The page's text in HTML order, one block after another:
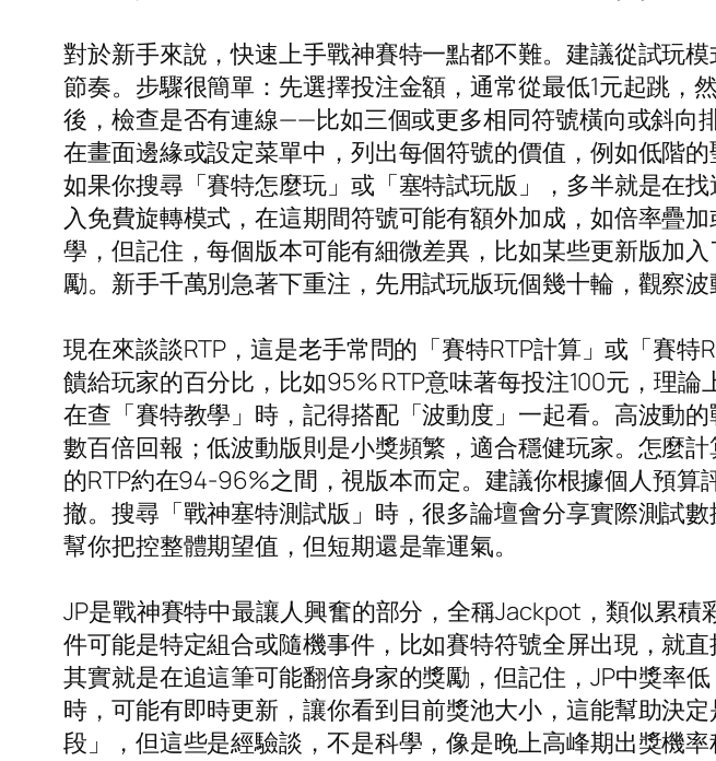
對於新手來說，快速上手戰神賽特一點都不難。建議從試玩
節奏。步驟很簡單：先選擇投注金額，通常從最低1元起跳
後，檢查是否有連線——比如三個或更多相同符號橫向或斜向
在畫面邊緣或設定菜單中，列出每個符號的價值，例如低階
如果你搜尋「賽特怎麼玩」或「塞特試玩版」，多半就是在
入免費旋轉模式，在這期間符號可能有額外加成，如倍率疊
學，但記住，每個版本可能有細微差異，比如某些更新版加
勵。新手千萬別急著下重注，先用試玩版玩個幾十輪，觀察
現在來談談RTP，這是老手常問的「賽特RTP計算」或「賽
饋給玩家的百分比，比如95% RTP意味著每投注100元，理
在查「賽特教學」時，記得搭配「波動度」一起看。高波動
數百倍回報；低波動版則是小獎頻繁，適合穩健玩家。怎麼
的RTP約在94-96%之間，視版本而定。建議你根據個人預
撤。搜尋「戰神塞特測試版」時，很多論壇會分享實際測試
幫你把控整體期望值，但短期還是靠運氣。
JP是戰神賽特中最讓人興奮的部分，全稱Jackpot，類似累
件可能是特定組合或隨機事件，比如賽特符號全屏出現，就
其實就是在追這筆可能翻倍身家的獎勵，但記住，JP中獎率
時，可能有即時更新，讓你看到目前獎池大小，這能幫助決
段」，但這些是經驗談，不是科學，像是晚上高峰期出獎機率